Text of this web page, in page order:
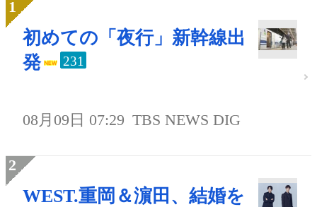
初めての「夜行」新幹線出
発
231
08月09日 07:29 TBS NEWS DIG
WEST.重岡＆濵田、結婚を